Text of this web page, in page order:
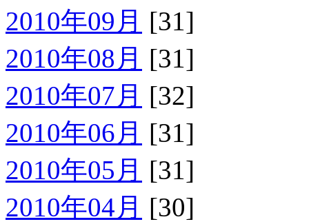
2010年09月 [31]
2010年08月 [31]
2010年07月 [32]
2010年06月 [31]
2010年05月 [31]
2010年04月 [30]